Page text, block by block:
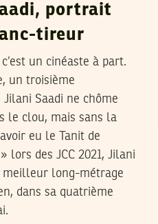
portrait
tireur
un cinéaste à part.
un troisième
Saadi ne chôme
le clou, mais sans la
eu le Tanit de
lors des JCC 2021, Jilani
meilleur long-métrage
dans sa quatrième